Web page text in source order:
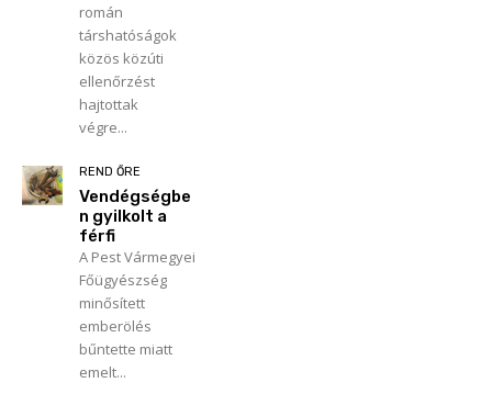
román
társhatóságok
közös közúti
ellenőrzést
hajtottak
végre...
REND ŐRE
Vendégségbe
n gyilkolt a
férfi
A Pest Vármegyei
Főügyészség
minősített
emberölés
bűntette miatt
emelt...